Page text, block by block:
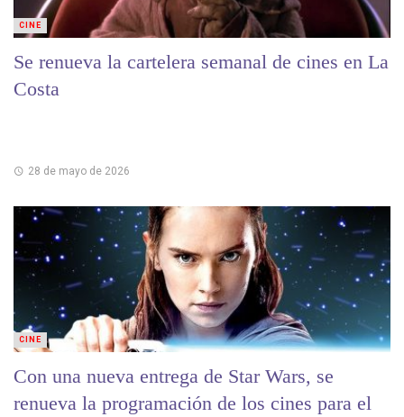
Se renueva la cartelera semanal de cines en La
Costa
28 de mayo de 2026
CINE
Con una nueva entrega de Star Wars, se
renueva la programación de los cines para el
CINE